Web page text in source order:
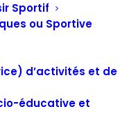
Sportif
ou Sportive
d’activités et de
éducative et